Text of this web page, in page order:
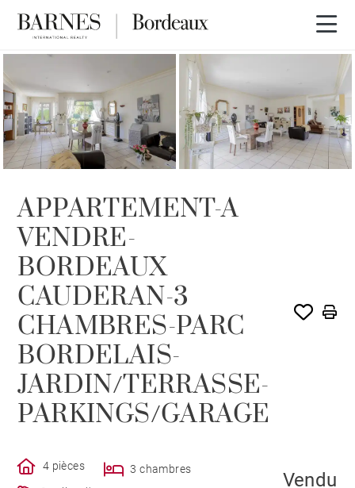
APPARTEMENT-A
VENDRE-
BORDEAUX
CAUDERAN-3
CHAMBRES-PARC
BORDELAIS-
JARDIN/TERRASSE-
PARKINGS/GARAGE
4 pièces
3 chambres
Vendu